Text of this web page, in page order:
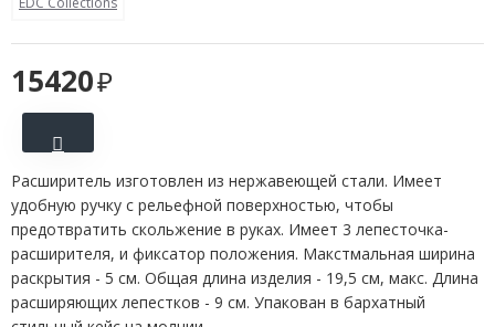
15420
Расширитель изготовлен из нержавеющей стали. Имеет
удобную ручку с рельефной поверхностью, чтобы
предотвратить скольжение в руках. Имеет 3 лепесточка-
расширителя, и фиксатор положения. Макстмальная ширина
раскрытия - 5 см. Общая длина изделия - 19,5 см, макс. Длина
расширяющих лепестков - 9 см. Упакован в бархатный